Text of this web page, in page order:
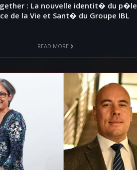
: La nouvelle identit� du p�le
de la Vie et Sant� du Groupe IBL
READ MORE